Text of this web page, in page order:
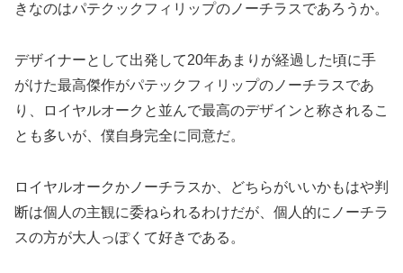
きなのはパテクックフィリップのノーチラスであろうか。
デザイナーとして出発して20年あまりが経過した頃に手
がけた最高傑作がパテックフィリップのノーチラスであ
り、ロイヤルオークと並んで最高のデザインと称されるこ
とも多いが、僕自身完全に同意だ。
ロイヤルオークかノーチラスか、どちらがいいかもはや判
断は個人の主観に委ねられるわけだが、個人的にノーチラ
スの方が大人っぽくて好きである。